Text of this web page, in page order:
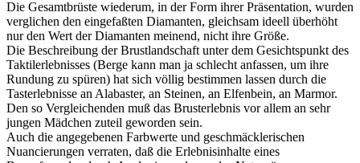
Die Gesamtbrüste wiederum, in der Form ihrer Präsentation, wurden
verglichen den eingefaßten Diamanten, gleichsam ideell überhöht
nur den Wert der Diamanten meinend, nicht ihre Größe.
Die Beschreibung der Brustlandschaft unter dem Gesichtspunkt des
Taktilerlebnisses (Berge kann man ja schlecht anfassen, um ihre
Rundung zu spüren) hat sich völlig bestimmen lassen durch die
Tasterlebnisse an Alabaster, an Steinen, an Elfenbein, an Marmor.
Den so Vergleichenden muß das Brusterlebnis vor allem an sehr
jungen Mädchen zuteil geworden sein.
Auch die angegebenen Farbwerte und geschmäcklerischen
Nuancierungen verraten, daß die Erlebnisinhalte eines